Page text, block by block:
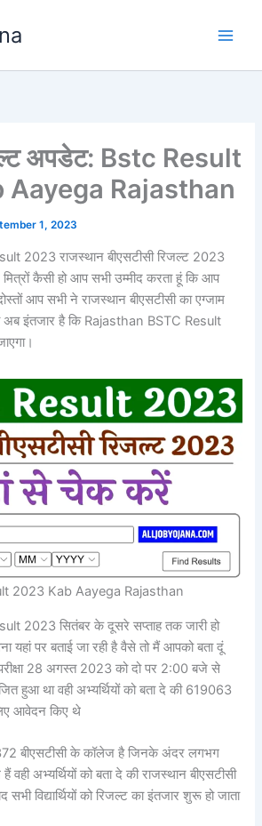
अपडेट: Bstc Result
Aayega Rajasthan
1, 2023
2023 राजस्थान बीएसटीसी रिजल्ट 2023
कैसी हो आप सभी उम्मीद करता हूं कि आप
आप सभी ने राजस्थान बीएसटीसी का एग्जाम
अब इंतजार है कि Rajasthan BSTC Result
2023 Kab Aayega Rajasthan
2023 सितंबर के दूसरे सप्ताह तक जारी हो
यहां पर बताई जा रही है वैसे तो मैं आपको बता दूं
28 अगस्त 2023 को दो पर 2:00 बजे से
हुआ था वही अभ्यर्थियों को बता दे की 619063
आवेदन किए थे
बीएसटीसी के कॉलेज है जिनके अंदर लगभग
अभ्यर्थियों को बता दे की राजस्थान बीएसटीसी
विद्यार्थियों को रिजल्ट का इंतजार शुरू हो जाता